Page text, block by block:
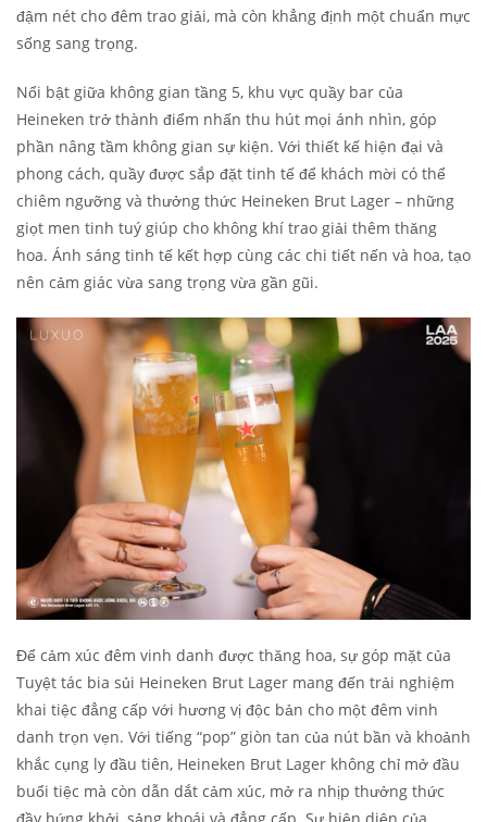
đậm nét cho đêm trao giải, mà còn khẳng định một chuẩn mực
sống sang trọng.
Nổi bật giữa không gian tầng 5, khu vực quầy bar của
Heineken trở thành điểm nhấn thu hút mọi ánh nhìn, góp
phần nâng tầm không gian sự kiện. Với thiết kế hiện đại và
phong cách, quầy được sắp đặt tinh tế để khách mời có thể
chiêm ngưỡng và thưởng thức Heineken Brut Lager – những
giọt men tinh tuý giúp cho không khí trao giải thêm thăng
hoa. Ánh sáng tinh tế kết hợp cùng các chi tiết nến và hoa, tạo
nên cảm giác vừa sang trọng vừa gần gũi.
Để cảm xúc đêm vinh danh được thăng hoa, sự góp mặt của
Tuyệt tác bia sủi Heineken Brut Lager mang đến trải nghiệm
khai tiệc đẳng cấp với hương vị độc bản cho một đêm vinh
danh trọn vẹn. Với tiếng “pop” giòn tan của nút bần và khoảnh
khắc cụng ly đầu tiên, Heineken Brut Lager không chỉ mở đầu
buổi tiệc mà còn dẫn dắt cảm xúc, mở ra nhịp thưởng thức